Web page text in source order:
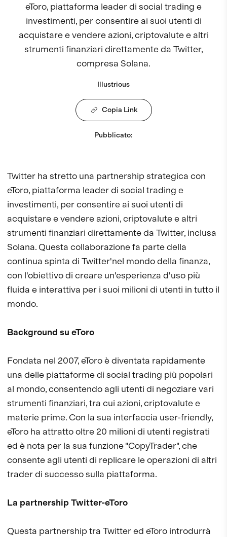
eToro, piattaforma leader di social trading e
investimenti, per consentire ai suoi utenti di
acquistare e vendere azioni, criptovalute e altri
strumenti finanziari direttamente da Twitter,
compresa Solana.
Illustrious
Copia Link
Pubblicato:
Twitter ha stretto una partnership strategica con
eToro, piattaforma leader di social trading e
investimenti, per consentire ai suoi utenti di
acquistare e vendere azioni, criptovalute e altri
strumenti finanziari direttamente da Twitter, inclusa
Solana. Questa collaborazione fa parte della
continua spinta di Twitter'nel mondo della finanza,
con l'obiettivo di creare un'esperienza d'uso più
fluida e interattiva per i suoi milioni di utenti in tutto il
mondo.
Background su eToro
Fondata nel 2007, eToro è diventata rapidamente
una delle piattaforme di social trading più popolari
al mondo, consentendo agli utenti di negoziare vari
strumenti finanziari, tra cui azioni, criptovalute e
materie prime. Con la sua interfaccia user-friendly,
eToro ha attratto oltre 20 milioni di utenti registrati
ed è nota per la sua funzione "CopyTrader", che
consente agli utenti di replicare le operazioni di altri
trader di successo sulla piattaforma.
La partnership Twitter-eToro
Questa partnership tra Twitter ed eToro introdurrà